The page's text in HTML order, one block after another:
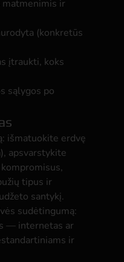
ir
(konkretūs
įtraukti, koks
sąlygos po
išmatuokite erdvę
apsvarstykite
tipus ir
santykį.
sudėtingumą:
— internetas ar
ir